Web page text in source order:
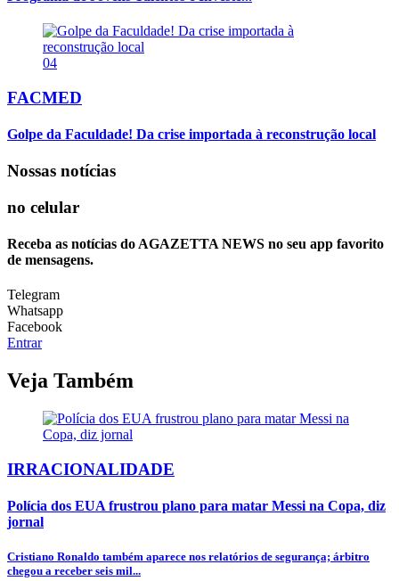
04
FACMED
Golpe da Faculdade! Da crise importada à reconstrução local
Nossas notícias
no celular
Receba as notícias do AGAZETTA NEWS no seu app favorito
de mensagens.
Telegram
Whatsapp
Facebook
Entrar
Veja Também
IRRACIONALIDADE
Polícia dos EUA frustrou plano para matar Messi na Copa, diz
jornal
Cristiano Ronaldo também aparece nos relatórios de segurança; árbitro
chegou a receber seis mil...